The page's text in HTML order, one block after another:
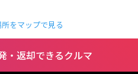
をマップで見る
・返却できるクルマ